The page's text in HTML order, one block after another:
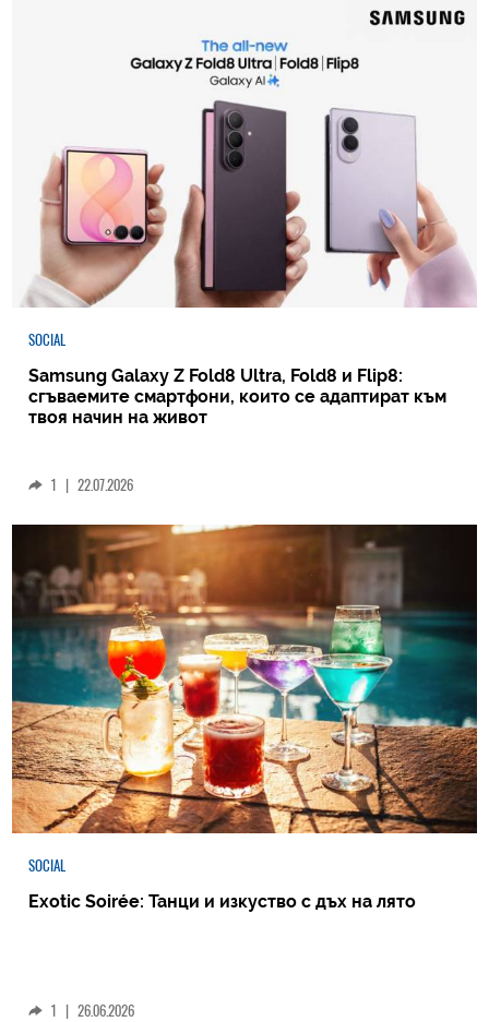
SOCIAL
Samsung Galaxy Z Fold8 Ultra, Fold8 и Flip8:
сгъваемите смартфони, които се адаптират към
твоя начин на живот
1 | 22.07.2026
SOCIAL
Exotic Soirée: Танци и изкуство с дъх на лято
1 | 26.06.2026